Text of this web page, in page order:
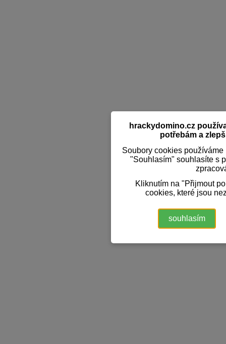
hrackydomino.cz
potřebám a
Soubory cookies
"Souhlasím" souhlasíte s
Kliknutím na "Přijmout
cookies, které jsou
souhlasím